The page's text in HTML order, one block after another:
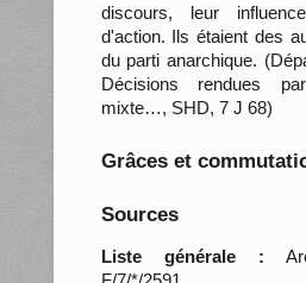
discours, leur
d'action. Ils étaient des
du parti anarchique.
Décisions rendues
mixte…, SHD, 7 J 68)
Grâces et
Sources
Liste générale :